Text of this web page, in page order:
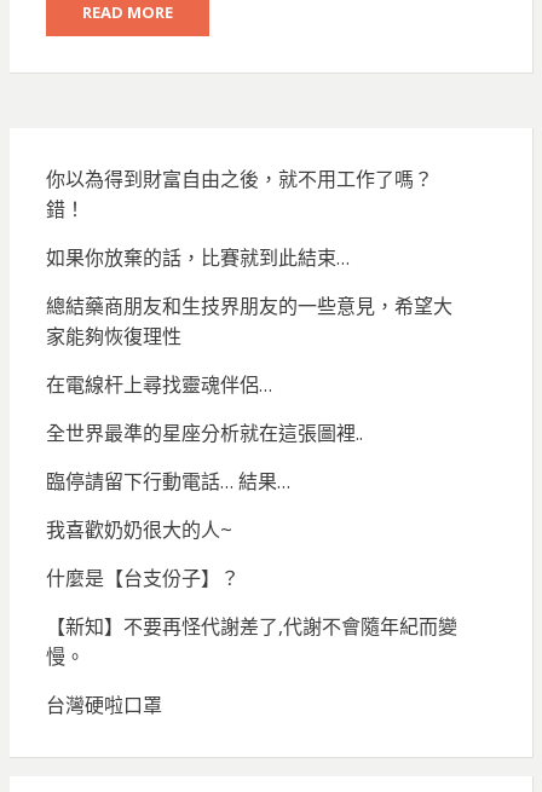
READ MORE
你以為得到財富自由之後，就不用工作了嗎？
錯！
如果你放棄的話，比賽就到此結束…
總結藥商朋友和生技界朋友的一些意見，希望大
家能夠恢復理性
在電線杆上尋找靈魂伴侶…
全世界最準的星座分析就在這張圖裡..
臨停請留下行動電話… 結果…
我喜歡奶奶很大的人~
什麼是【台支份子】？
【新知】不要再怪代謝差了,代謝不會隨年紀而變
慢。
台灣硬啦口罩